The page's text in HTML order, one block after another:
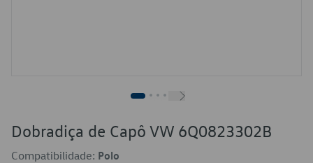
Dobradiça de Capô VW 6Q0823302B
Compatibilidade: Polo